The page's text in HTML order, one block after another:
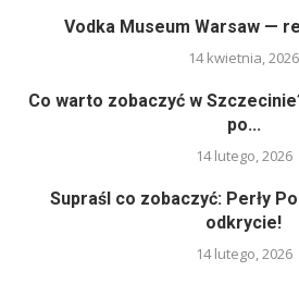
Vodka Museum Warsaw —
14 kwietnia, 2026
Co warto zobaczyć w
po...
14 lutego, 2026
Supraśl co zobaczyć: Perły
odkrycie!
14 lutego, 2026